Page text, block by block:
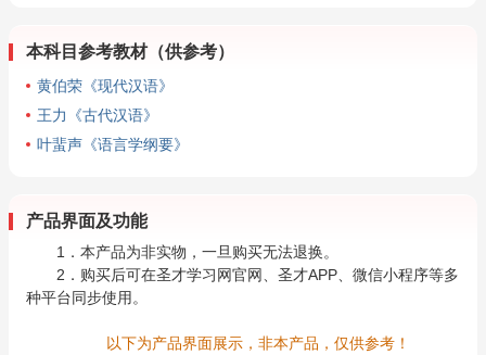
本科目参考教材（供参考）
黄伯荣《现代汉语》
王力《古代汉语》
叶蜚声《语言学纲要》
产品界面及功能
1．本产品为非实物，一旦购买无法退换。
2．购买后可在圣才学习网官网、圣才APP、微信小程序等多
种平台同步使用。
以下为产品界面展示，非本产品，仅供参考！